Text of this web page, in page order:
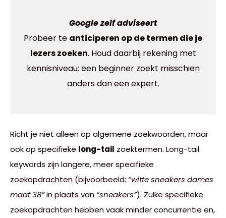
Google zelf adviseert
Probeer te anticiperen op de termen die je
lezers zoeken. Houd daarbij rekening met
kennisniveau: een beginner zoekt misschien
anders dan een expert.
Richt je niet alleen op algemene zoekwoorden, maar
ook op specifieke long-tail zoektermen. Long-tail
keywords zijn langere, meer specifieke
zoekopdrachten (bijvoorbeeld: “witte sneakers dames
maat 38”in plaats van “sneakers”). Zulke specifieke
zoekopdrachten hebben vaak minder concurrentie en,